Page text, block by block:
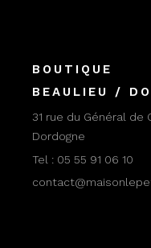
BOUTIQUE
BEAULIEU /
31 rue du Général de
Dordogne
Tel : 05 55 91 06 10